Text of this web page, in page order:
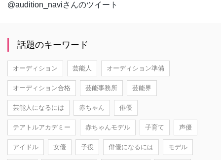
@audition_naviさんのツイート
話題のキーワード
オーディション 芸能人 オーディション準備
オーディション合格 芸能事務所 芸能界
芸能人になるには 赤ちゃん 俳優
テアトルアカデミー 赤ちゃんモデル 子育て 声優
アイドル 女優 子役 俳優になるには モデル